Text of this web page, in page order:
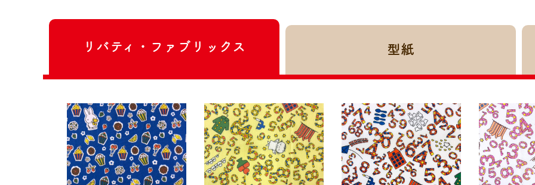
リバティ・ファブリックス 型紙